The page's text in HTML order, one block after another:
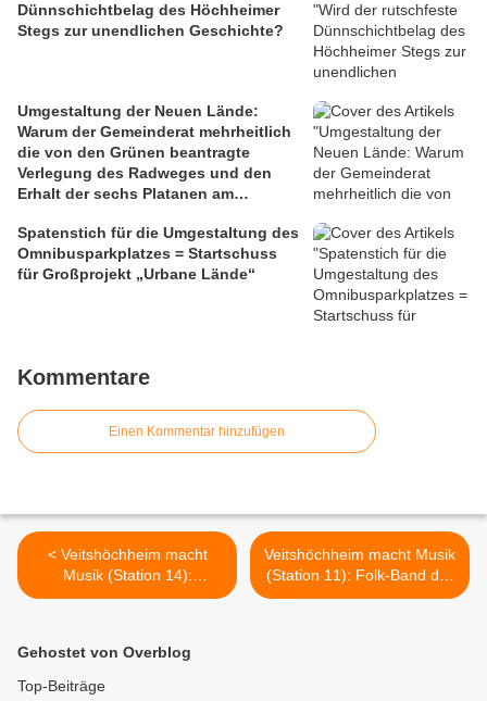
Dünnschichtbelag des Höchheimer
Stegs zur unendlichen Geschichte?
Umgestaltung der Neuen Lände:
Warum der Gemeinderat mehrheitlich
die von den Grünen beantragte
Verlegung des Radweges und den
Erhalt der sechs Platanen am
Spatenstich für die Umgestaltung des
Omnibusparkplatzes = Startschuss
für Großprojekt „Urbane Lände“
Kommentare
Einen Kommentar hinzufügen
< Veitshöchheim macht
Musik (Station 14):
Streicherensemble der
Mainuferpromenade
Veitshöchheim macht Musik
(Station 11): Folk-Band der
Sing- und Musikschule
Gehostet von Overblog
Top-Beiträge